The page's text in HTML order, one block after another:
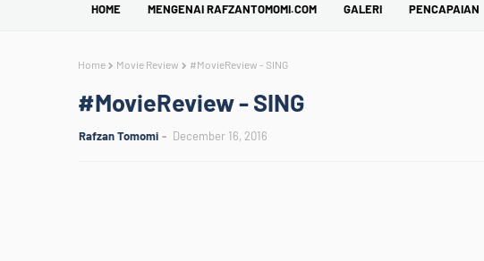
HOME MENGENAI RAFZANTOMOMI.COM GALERI PENCAPAIAN
Home Movie Review #MovieReview - SING
#MovieReview - SING
Rafzan Tomomi December 16, 2016